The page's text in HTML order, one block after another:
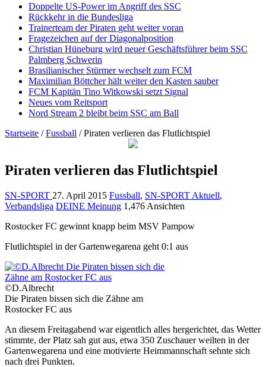
Doppelte US-Power im Angriff des SSC
Rückkehr in die Bundesliga
Trainerteam der Piraten geht weiter voran
Fragezeichen auf der Diagonalposition
Christian Hüneburg wird neuer Geschäftsführer beim SSC
Palmberg Schwerin
Brasilianischer Stürmer wechselt zum FCM
Maximilian Böttcher hält weiter den Kasten sauber
FCM Kapitän Tino Witkowski setzt Signal
Neues vom Reitsport
Nord Stream 2 bleibt beim SSC am Ball
Startseite / Fussball / Piraten verlieren das Flutlichtspiel
Piraten verlieren das Flutlichtspiel
SN-SPORT 27. April 2015 Fussball, SN-SPORT Aktuell,
Verbandsliga DEINE Meinung 1,476 Ansichten
Rostocker FC gewinnt knapp beim MSV Pampow
Flutlichtspiel in der Gartenwegarena geht 0:1 aus
©D.Albrecht
Die Piraten bissen sich die Zähne am
Rostocker FC aus
An diesem Freitagabend war eigentlich alles hergerichtet, das Wetter
stimmte, der Platz sah gut aus, etwa 350 Zuschauer weilten in der
Gartenwegarena und eine motivierte Heimmannschaft sehnte sich
nach drei Punkten.